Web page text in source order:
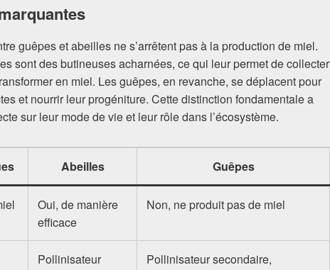
guêpes et abeilles ne s’arrêtent pas à la production de miel.
sont des butineuses acharnées, ce qui leur permet de collecter
en miel. Les guêpes, en revanche, se déplacent pour
et nourrir leur progéniture. Cette distinction fondamentale a
sur leur mode de vie et leur rôle dans l’écosystème.
Abeilles Guêpes
Oui, de manière
efficace
Non, ne produit pas de miel
Pollinisateur
Pollinisateur secondaire,